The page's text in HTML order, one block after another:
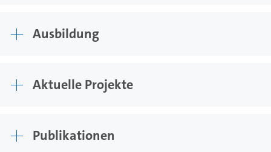
Ausbildung
Aktuelle Projekte
Publikationen